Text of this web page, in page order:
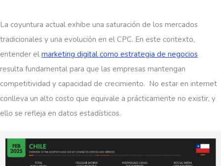
La coyuntura actual exhibe una saturación de los mercados
tradicionales y una evolución en el CPC. En este contexto,
entender el marketing digital como estrategia de negocios
resulta fundamental para que las empresas mantengan
competitividad y capacidad de crecimiento. No estar en internet
conlleva un alto costo que equivale a prácticamente no existir, y
ello se refleja en datos estadísticos.